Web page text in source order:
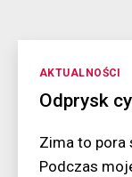
Kategorie
AKTUALNOŚCI
Odprysk
Zima to pora
Podczas